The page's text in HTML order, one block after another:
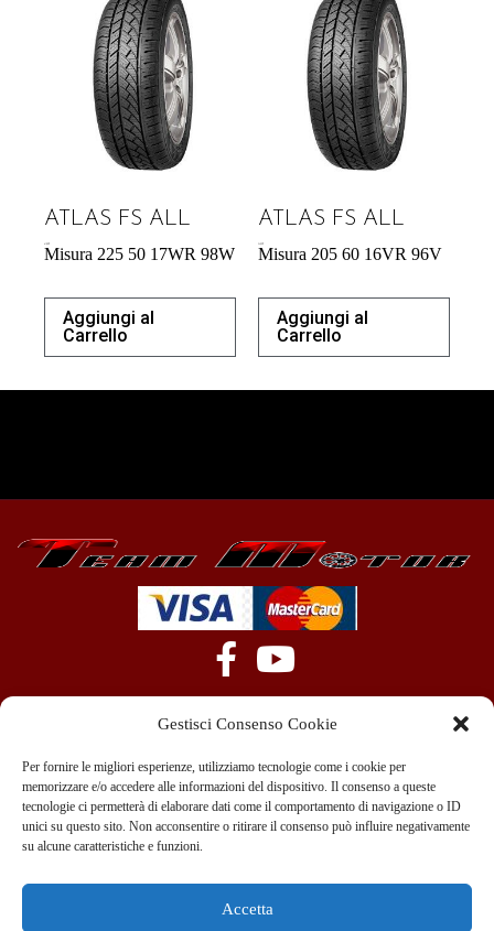
Gestisci Consenso Cookie
Per fornire le migliori esperienze, utilizziamo tecnologie come i cookie per
memorizzare e/o accedere alle informazioni del dispositivo. Il consenso a queste
tecnologie ci permetterà di elaborare dati come il comportamento di navigazione o ID
unici su questo sito. Non acconsentire o ritirare il consenso può influire negativamente
su alcune caratteristiche e funzioni.
Accetta
ATLAS FS ALL
Misura 225 50 17WR 98W
Aggiungi al
Carrello
ATLAS FS ALL
Misura 205 60 16VR 96V
Aggiungi al
Carrello
+39 351 970 89 33
info@teammotor.it